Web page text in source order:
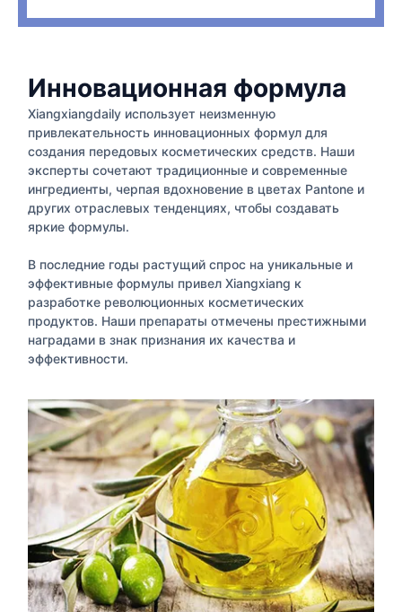
Инновационная формула
Xiangxiangdaily использует неизменную
привлекательность инновационных формул для
создания передовых косметических средств. Наши
эксперты сочетают традиционные и современные
ингредиенты, черпая вдохновение в цветах Pantone и
других отраслевых тенденциях, чтобы создавать
яркие формулы.
В последние годы растущий спрос на уникальные и
эффективные формулы привел Xiangxiang к
разработке революционных косметических
продуктов. Наши препараты отмечены престижными
наградами в знак признания их качества и
эффективности.